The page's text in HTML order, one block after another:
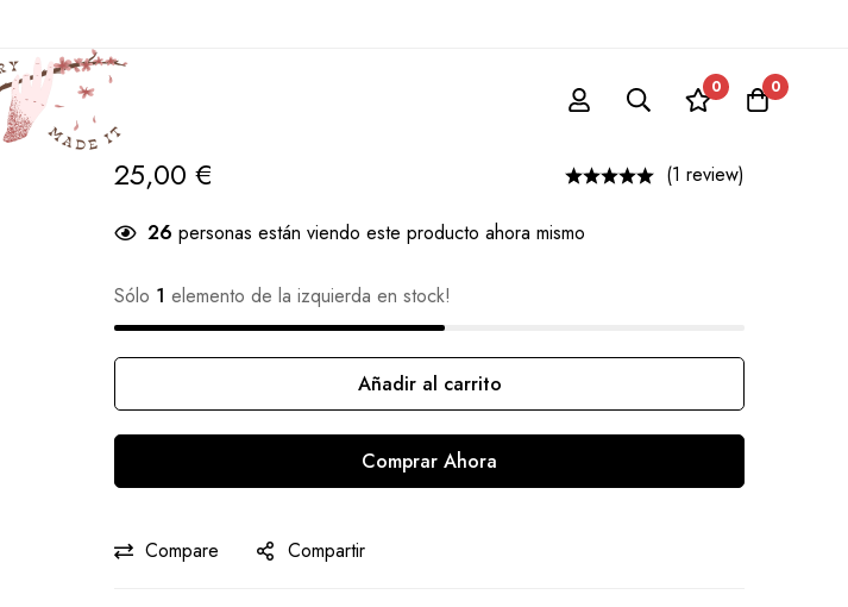
0 0
Kanzashi Sailor Moon
25,00 € (1 review)
26 personas están viendo este producto ahora mismo
Sólo 1 elemento de la izquierda en stock!
Añadir al carrito
Comprar Ahora
Compare Compartir